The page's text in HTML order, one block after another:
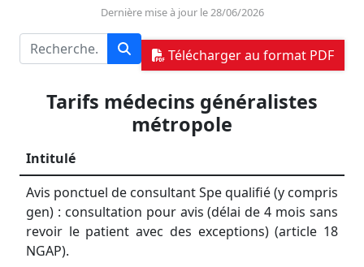
Dernière mise à jour le 28/06/2026
Télécharger au format PDF
Tarifs médecins généralistes
métropole
Intitulé
Avis ponctuel de consultant Spe qualifié (y compris
gen) : consultation pour avis (délai de 4 mois sans
revoir le patient avec des exceptions) (article 18
NGAP).